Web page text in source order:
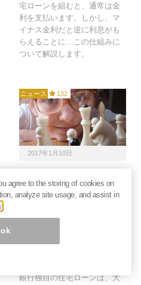
宅ローンを組むと、通常は金
利を支払います。しかし、マ
イナス金利だと逆に利息がも
らえることに…この仕組みに
ついて解説します。
ニュース 132
2017年1月10日
マイホーム戦略～銀行住
宅ローンに潜む罠とは？
銀行独自の住宅ローンは、大
agree to the storing of cookies on
analyze site usage, and assist in
ok